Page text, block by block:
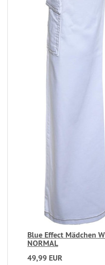
Blue Effect Mädchen
NORMAL
49,99 EUR